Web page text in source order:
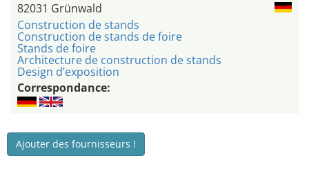
82031 Grünwald
Construction de stands
Construction de stands de foire
Stands de foire
Architecture de construction de stands
Design d’exposition
Correspondance:
Ajouter des fournisseurs !